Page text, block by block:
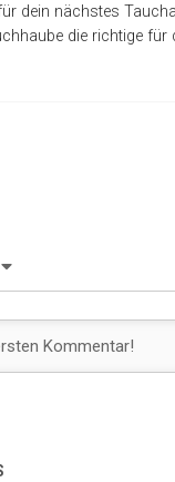
dein nächstes
die richtige